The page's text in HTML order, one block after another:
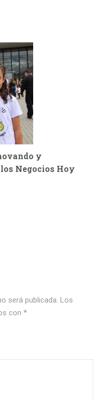
y
Negocios Hoy
será publicada. Los
con *